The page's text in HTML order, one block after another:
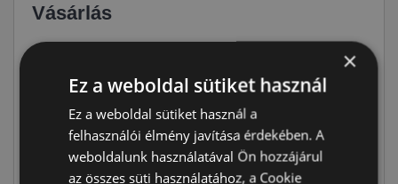
Vásárlás
32 290 Ft
129 160 Ft
×
Ez a weboldal sütiket használ
Ez a weboldal sütiket használ a
felhasználói élmény javítása érdekében. A
weboldalunk használatával Ön hozzájárul
az összes süti használatához, a Cookie